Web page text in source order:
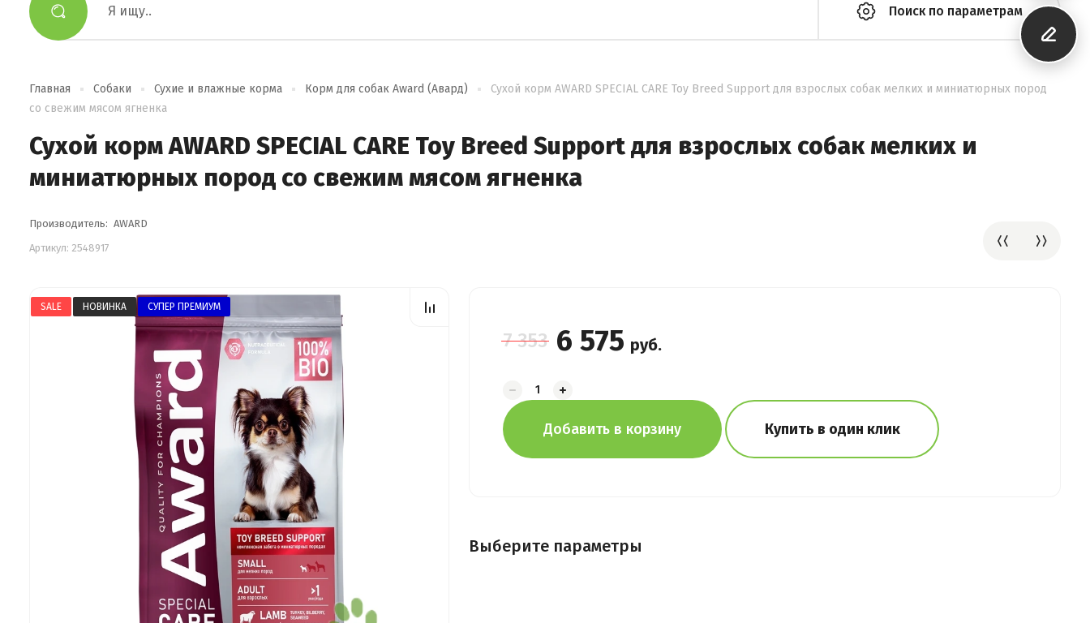
Поиск по параметрам
Главная Собаки Сухие и влажные корма Корм для собак Award (Авард)
Сухой корм AWARD SPECIAL CARE Toy Breed Support для взрослых собак мелких и миниатюрных пород
со свежим мясом ягненка
Сухой корм AWARD SPECIAL CARE Toy Breed Support для взрослых собак мелких и
миниатюрных пород со свежим мясом ягненка
Производитель: AWARD
Артикул: 2548917
SALE НОВИНКА СУПЕР ПРЕМИУМ
7 353 6 575 руб.
Добавить в корзину Купить в один клик
Выберите параметры